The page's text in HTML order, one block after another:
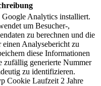
Analytics installiert.
um Besucher-,
zu berechnen und die
Analysebericht zu
diese Informationen
zufällig generierte Nummer
zu identifizieren.
Cookie Laufzeit 2 Jahre